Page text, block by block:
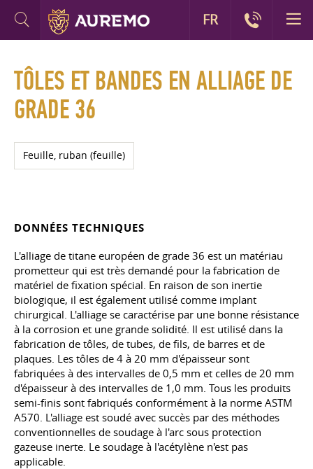
TÔLES ET BANDES EN ALLIAGE DE
GRADE 36
Feuille, ruban (feuille)
DONNÉES TECHNIQUES
L'alliage de titane européen de grade 36 est un matériau
prometteur qui est très demandé pour la fabrication de
matériel de fixation spécial. En raison de son inertie
biologique, il est également utilisé comme implant
chirurgical. L'alliage se caractérise par une bonne résistance
à la corrosion et une grande solidité. Il est utilisé dans la
fabrication de tôles, de tubes, de fils, de barres et de
plaques. Les tôles de 4 à 20 mm d'épaisseur sont
fabriquées à des intervalles de 0,5 mm et celles de 20 mm
d'épaisseur à des intervalles de 1,0 mm. Tous les produits
semi-finis sont fabriqués conformément à la norme ASTM
A570. L'alliage est soudé avec succès par des méthodes
conventionnelles de soudage à l'arc sous protection
gazeuse inerte. Le soudage à l'acétylène n'est pas
applicable.
FR